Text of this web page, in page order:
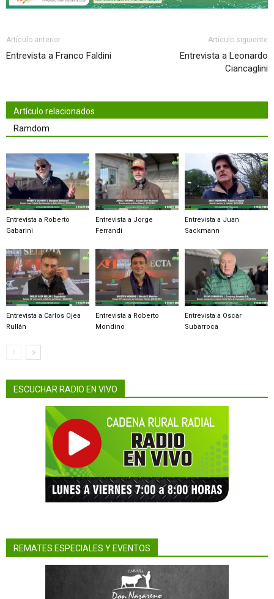
Artículo anterior
Entrevista a Franco Faldini
Artículo siguiente
Entrevista a Leonardo
Ciancaglini
Artículo relacionados
Ramdom
Entrevista a Roberto
Gabarini
Entrevista a Jorge
Ferrandi
Entrevista a Juan
Sackmann
Entrevista a Carlos Ojea
Rullán
Entrevista a Roberto
Mondino
Entrevista a Oscar
Subarroca
ESCUCHAR RADIO EN VIVO
REMATES ESPECIALES Y EVENTOS